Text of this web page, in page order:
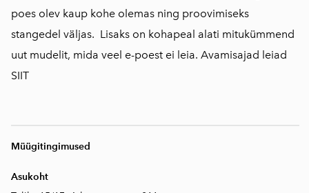
poes olev kaup kohe olemas ning proovimiseks
stangedel väljas. Lisaks on kohapeal alati mitukümmend
uut mudelit, mida veel e-poest ei leia. Avamisajad leiad
SIIT
Müügitingimused
Asukoht